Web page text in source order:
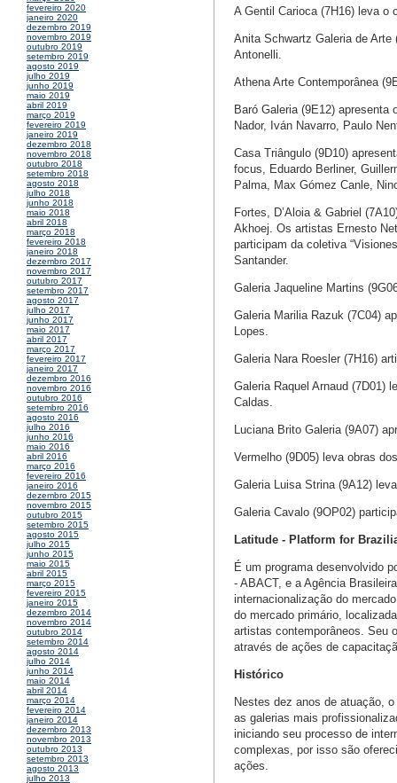
fevereiro 2020
janeiro 2020
dezembro 2019
novembro 2019
outubro 2019
setembro 2019
agosto 2019
julho 2019
junho 2019
maio 2019
abril 2019
março 2019
fevereiro 2019
janeiro 2019
dezembro 2018
novembro 2018
outubro 2018
setembro 2018
agosto 2018
julho 2018
junho 2018
maio 2018
abril 2018
março 2018
fevereiro 2018
janeiro 2018
dezembro 2017
novembro 2017
outubro 2017
setembro 2017
agosto 2017
julho 2017
junho 2017
maio 2017
abril 2017
março 2017
fevereiro 2017
janeiro 2017
dezembro 2016
novembro 2016
outubro 2016
setembro 2016
agosto 2016
julho 2016
junho 2016
maio 2016
abril 2016
março 2016
fevereiro 2016
janeiro 2016
dezembro 2015
novembro 2015
outubro 2015
setembro 2015
agosto 2015
julho 2015
junho 2015
maio 2015
abril 2015
março 2015
fevereiro 2015
janeiro 2015
dezembro 2014
novembro 2014
outubro 2014
setembro 2014
agosto 2014
julho 2014
junho 2014
maio 2014
abril 2014
março 2014
fevereiro 2014
janeiro 2014
dezembro 2013
novembro 2013
outubro 2013
setembro 2013
agosto 2013
julho 2013
A Gentil Carioca (7H16) leva o
Anita Schwartz Galeria de
Antonelli.
Athena Arte Contemporânea
Baró Galeria (9E12)
Nador, Iván Navarro, Paulo
Casa Triângulo (9D10)
focus, Eduardo Berliner,
Palma, Max Gómez Canle,
Fortes, D’Aloia & Gabriel
Akhoej. Os artistas Ernesto
participam da coletiva
Santander.
Galeria Jaqueline Martins
Galeria Marilia Razuk (7C04)
Lopes.
Galeria Nara Roesler (7H16)
Galeria Raquel Arnaud (7D01)
Caldas.
Luciana Brito Galeria (9A07)
Vermelho (9D05) leva obras
Galeria Luisa Strina (9A12)
Galeria Cavalo (9OP02)
Latitude - Platform for
É um programa desenvolvido
- ABACT, e a Agência
internacionalização do
do mercado primário,
artistas contemporâneos. Seu
através de ações de
Histórico
Nestes dez anos de atuação,
as galerias mais
iniciando seu processo de
complexas, por isso são
ações.